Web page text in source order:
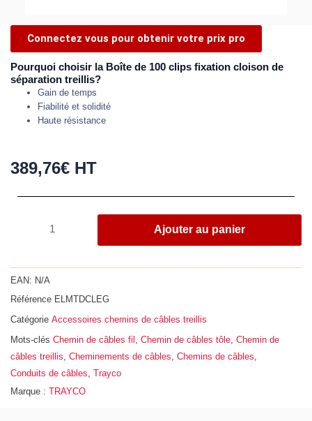
Connectez vous pour obtenir votre prix pro
Pourquoi choisir la Boîte de 100 clips fixation cloison de
séparation treillis?
Gain de temps
Fiabilité et solidité
Haute résistance
389,76€ HT
de
clips
fixation
cloison
de
séparation
treillis
Ajouter au panier
EAN: N/A
Référence ELMTDCLEG
Catégorie Accessoires chemins de câbles treillis
Mots-clés Chemin de câbles fil Chemin de câbles tôle Chemin de
câbles treillis Cheminements de câbles Chemins de câbles
Conduits de câbles Trayco
Marque : TRAYCO